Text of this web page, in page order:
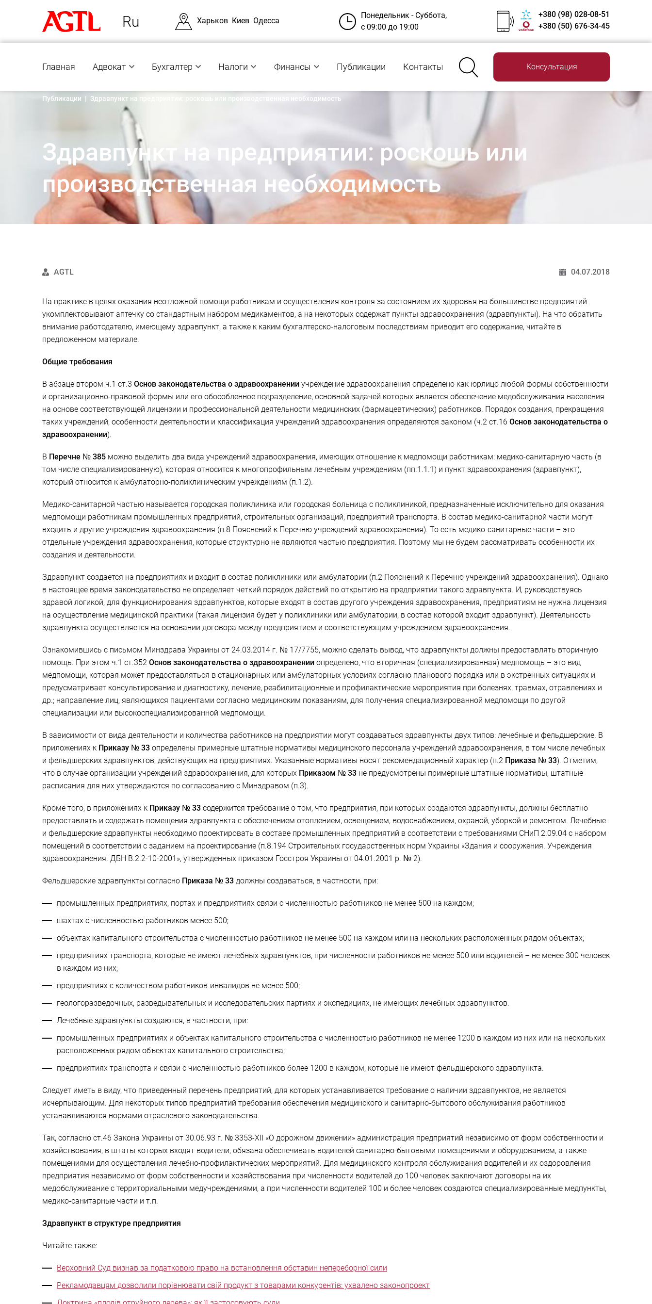
Ru Харьков Киев Одесса
Понедельник - Суббота,
с 09:00 до 19:00
+380 (98) 028-08-51
+380 (50) 676-34-45
Главная Адвокат Бухгалтер Налоги Финансы Публикации Контакты Консультация
Публикации | Здравпункт на предприятии: роскошь или производственная необходимость
Здравпункт на предприятии: роскошь или
производственная необходимость
AGTL 04.07.2018
На практике в целях оказания неотложной помощи работникам и осуществления контроля за состоянием их здоровья на большинстве предприятий
укомплектовывают аптечку со стандартным набором медикаментов, а на некоторых содержат пункты здравоохранения (здравпункты). На что обратить
внимание работодателю, имеющему здравпункт, а также к каким бухгалтерско-налоговым последствиям приводит его содержание, читайте в
предложенном материале.
Общие требования
В абзаце втором ч.1 ст.3 Основ законодательства о здравоохранении учреждение здравоохранения определено как юрлицо любой формы собственности
и организационно-правовой формы или его обособленное подразделение, основной задачей которых является обеспечение медобслуживания населения
на основе соответствующей лицензии и профессиональной деятельности медицинских (фармацевтических) работников. Порядок создания, прекращения
таких учреждений, особенности деятельности и классификация учреждений здравоохранения определяются законом (ч.2 ст.16 Основ законодательства о
здравоохранении).
В Перечне № 385 можно выделить два вида учреждений здравоохранения, имеющих отношение к медпомощи работникам: медико-санитарную часть (в
том числе специализированную), которая относится к многопрофильным лечебным учреждениям (пп.1.1.1) и пункт здравоохранения (здравпункт),
который относится к амбулаторно-поликлиническим учреждениям (п.1.2).
Медико-санитарной частью называется городская поликлиника или городская больница с поликлиникой, предназначенные исключительно для оказания
медпомощи работникам промышленных предприятий, строительных организаций, предприятий транспорта. В состав медико-санитарной части могут
входить и другие учреждения здравоохранения (п.8 Пояснений к Перечню учреждений здравоохранения). То есть медико-санитарные части – это
отдельные учреждения здравоохранения, которые структурно не являются частью предприятия. Поэтому мы не будем рассматривать особенности их
создания и деятельности.
Здравпункт создается на предприятиях и входит в состав поликлиники или амбулатории (п.2 Пояснений к Перечню учреждений здравоохранения). Однако
в настоящее время законодательство не определяет четкий порядок действий по открытию на предприятии такого здравпункта. И, руководствуясь
здравой логикой, для функционирования здравпунктов, которые входят в состав другого учреждения здравоохранения, предприятиям не нужна лицензия
на осуществление медицинской практики (такая лицензия будет у поликлиники или амбулатории, в состав которой входит здравпункт). Деятельность
здравпункта осуществляется на основании договора между предприятием и соответствующим учреждением здравоохранения.
Ознакомившись с письмом Минздрава Украины от 24.03.2014 г. № 17/7755, можно сделать вывод, что здравпункты должны предоставлять вторичную
помощь. При этом ч.1 ст.352 Основ законодательства о здравоохранении определено, что вторичная (специализированная) медпомощь – это вид
медпомощи, которая может предоставляться в стационарных или амбулаторных условиях согласно планового порядка или в экстренных ситуациях и
предусматривает консультирование и диагностику, лечение, реабилитационные и профилактические мероприятия при болезнях, травмах, отравлениях и
др.; направление лиц, являющихся пациентами согласно медицинским показаниям, для получения специализированной медпомощи по другой
специализации или высокоспециализированной медпомощи.
В зависимости от вида деятельности и количества работников на предприятии могут создаваться здравпункты двух типов: лечебные и фельдшерские. В
приложениях к Приказу № 33 определены примерные штатные нормативы медицинского персонала учреждений здравоохранения, в том числе лечебных
и фельдшерских здравпунктов, действующих на предприятиях. Указанные нормативы носят рекомендационный характер (п.2 Приказа № 33). Отметим,
что в случае организации учреждений здравоохранения, для которых Приказом № 33 не предусмотрены примерные штатные нормативы, штатные
расписания для них утверждаются по согласованию с Минздравом (п.3).
Кроме того, в приложениях к Приказу № 33 содержится требование о том, что предприятия, при которых создаются здравпункты, должны бесплатно
предоставлять и содержать помещения здравпункта с обеспечением отоплением, освещением, водоснабжением, охраной, уборкой и ремонтом. Лечебные
и фельдшерские здравпункты необходимо проектировать в составе промышленных предприятий в соответствии с требованиями СНиП 2.09.04 с набором
помещений в соответствии с заданием на проектирование (п.8.194 Строительных государственных норм Украины «Здания и сооружения. Учреждения
здравоохранения. ДБН В.2.2-10-2001», утвержденных приказом Госстроя Украины от 04.01.2001 р. № 2).
Фельдшерские здравпункты согласно Приказа № 33 должны создаваться, в частности, при:
промышленных предприятиях, портах и предприятиях связи с численностью работников не менее 500 на каждом;
шахтах с численностью работников менее 500;
объектах капитального строительства с численностью работников не менее 500 на каждом или на нескольких расположенных рядом объектах;
предприятиях транспорта, которые не имеют лечебных здравпунктов, при численности работников не менее 500 или водителей – не менее 300 человек
в каждом из них;
предприятиях с количеством работников-инвалидов не менее 500;
геологоразведочных, разведывательных и исследовательских партиях и экспедициях, не имеющих лечебных здравпунктов.
Лечебные здравпункты создаются, в частности, при:
промышленных предприятиях и объектах капитального строительства с численностью работников не менее 1200 в каждом из них или на нескольких
расположенных рядом объектах капитального строительства;
предприятиях транспорта и связи с численностью работников более 1200 в каждом, которые не имеют фельдшерского здравпункта.
Следует иметь в виду, что приведенный перечень предприятий, для которых устанавливается требование о наличии здравпунктов, не является
исчерпывающим. Для некоторых типов предприятий требования обеспечения медицинского и санитарно-бытового обслуживания работников
устанавливаются нормами отраслевого законодательства.
Так, согласно ст.46 Закона Украины от 30.06.93 г. № 3353-XII «О дорожном движении» администрация предприятий независимо от форм собственности и
хозяйствования, в штаты которых входят водители, обязана обеспечивать водителей санитарно-бытовыми помещениями и оборудованием, а также
помещениями для осуществления лечебно-профилактических мероприятий. Для медицинского контроля обслуживания водителей и их оздоровления
предприятия независимо от форм собственности и хозяйствования при численности водителей до 100 человек заключают договоры на их
медобслуживание с территориальными медучреждениями, а при численности водителей 100 и более человек создаются специализированные медпункты,
медико-санитарные части и т.п.
Здравпункт в структуре предприятия
Читайте также:
Верховний Суд визнав за податковою право на встановлення обставин непереборної сили
Рекламодавцям дозволили порівнювати свій продукт з товарами конкурентів: ухвалено законопроект